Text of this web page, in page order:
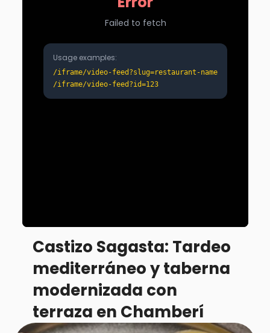
Castizo Sagasta: Tardeo
mediterráneo y taberna
modernizada con
terraza en Chamberí